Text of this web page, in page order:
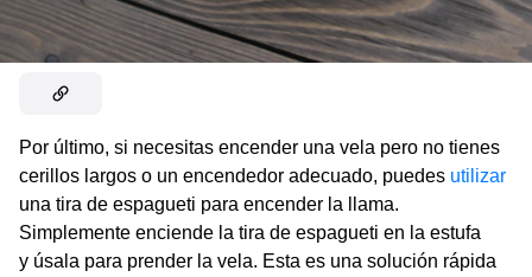
Por último, si necesitas encender una vela pero no tienes
cerillos largos o un encendedor adecuado, puedes utilizar
una tira de espagueti para encender la llama.
Simplemente enciende la tira de espagueti en la estufa
y úsala para prender la vela. Esta es una solución rápida